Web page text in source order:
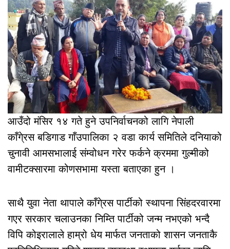
आउँदो मंसिर १४ गते हुने उपनिर्वाचनको लागि नेपाली
काँगे्रस बडिगाड गाँउपालिका २ वडा कार्य समितिले दनियाको
चुनावी आमसभालाई संम्वोधन गरेर फर्कने क्रममा गुल्मीको
वामीटक्सारमा कोणसभामा यस्ता बताएका हुन ।
साथै युवा नेता थापाले काँगे्रस पार्टीको स्थापना सिंहदरवारमा
गएर सरकार चलाउनका निम्ति पार्टीको जन्म नभएको भन्दै
विपि कोइरालाले हाम्रो धेय मार्फत जनताको शासन जनताकै